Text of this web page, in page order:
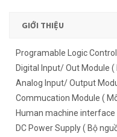
GIỚI THIỆU
Programable Logic
Digital Input/ Out Module
Analog Input/ Output
Commucation Module (
Human machine interface
DC Power Supply ( Bộ